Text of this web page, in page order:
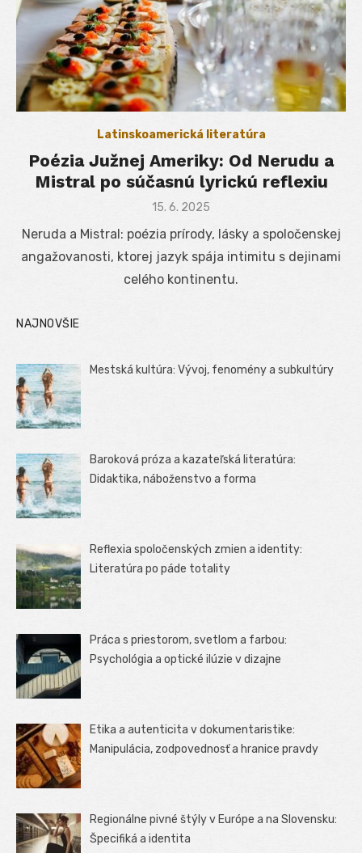
Latinskoamerická literatúra
Poézia Južnej Ameriky: Od Nerudu a
Mistral po súčasnú lyrickú reflexiu
Posted
15. 6. 2025
Neruda a Mistral: poézia prírody, lásky a spoločenskej
angažovanosti, ktorej jazyk spája intimitu s dejinami
celého kontinentu.
NAJNOVŠIE
Mestská kultúra: Vývoj, fenomény a subkultúry
Baroková próza a kazateľská literatúra:
Didaktika, náboženstvo a forma
Reflexia spoločenských zmien a identity:
Literatúra po páde totality
Práca s priestorom, svetlom a farbou:
Psychológia a optické ilúzie v dizajne
Etika a autenticita v dokumentaristike:
Manipulácia, zodpovednosť a hranice pravdy
Regionálne pivné štýly v Európe a na Slovensku:
Špecifiká a identita